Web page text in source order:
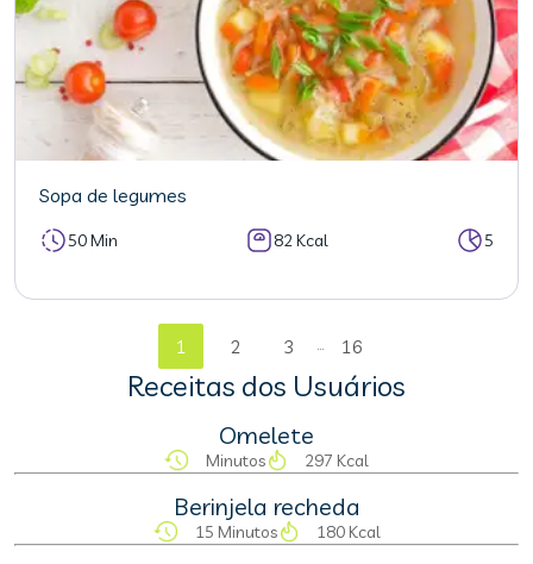
Sopa de legumes
50 Min 82 Kcal 5
1 2 3 ... 16
Receitas dos Usuários
Omelete
Minutos 297 Kcal
Berinjela recheda
15 Minutos 180 Kcal